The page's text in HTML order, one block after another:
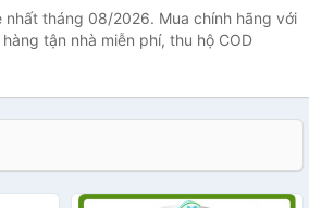
Waterproof
Mascara
The Face
nhất tháng 08/2026. Mua chính hãng với
tận nhà miễn phí, thu hộ COD